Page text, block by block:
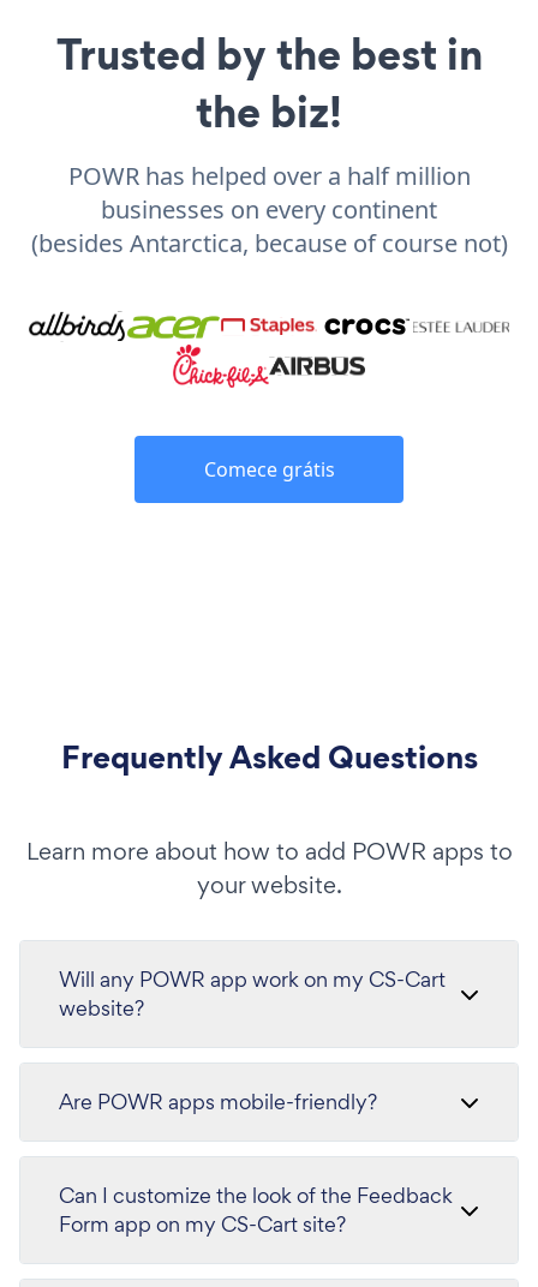
Trusted by the best in
the biz!
POWR has helped over a half million
businesses on every continent
(besides Antarctica, because of course not)
Comece grátis
Frequently Asked Questions
Learn more about how to add POWR apps to
your website.
Will any POWR app work on my CS-Cart
website?
Are POWR apps mobile-friendly?
Can I customize the look of the Feedback
Form app on my CS-Cart site?